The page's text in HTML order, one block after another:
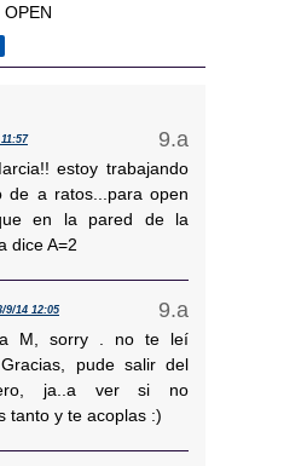
estoy trabajando
de a ratos...para open
en la pared de la
dice A=2
9/14 12:05
M, sorry . no te leí
pude salir del
ja..a ver si no
tanto y te acoplas :)